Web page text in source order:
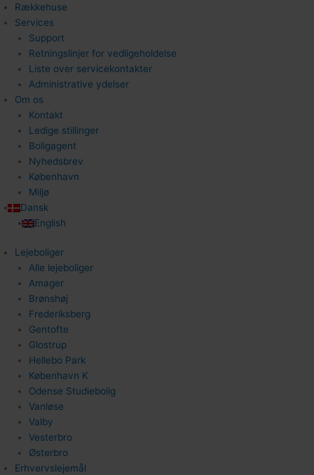
Rækkehuse
Services
Support
Retningslinjer for vedligeholdelse
Liste over servicekontakter
Administrative ydelser
Om os
Kontakt
Ledige stillinger
Boligagent
Nyhedsbrev
København
Miljø
Dansk
English
Lejeboliger
Alle lejeboliger
Amager
Brønshøj
Frederiksberg
Gentofte
Glostrup
Hellebo Park
København K
Odense Studiebolig
Vanløse
Valby
Vesterbro
Østerbro
Erhvervslejemål